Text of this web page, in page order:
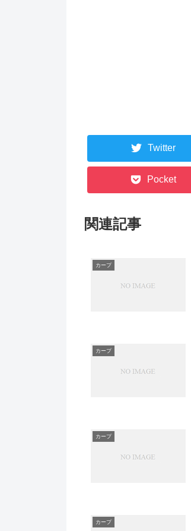
Twitter
Pocket
関連記事
カープ
カープ
カープ
カープ